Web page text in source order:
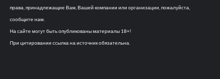
права, принадлежащие Вам, Вашей компании или организации, пожалуйста,
сообщите нам.
На сайте могут быть опубликованы материалы 18+!
При цитировании ссылка на источник обязательна.